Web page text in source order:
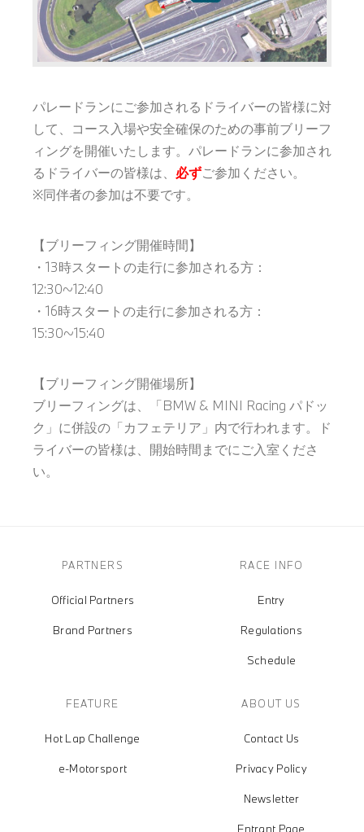
パレードランにご参加されるドライバーの皆様に対
して、コース入場や安全確保のための事前ブリーフ
ィングを開催いたします。パレードランに参加され
るドライバーの皆様は、 必ずご参加ください。
※同伴者の参加は不要です。
【ブリーフィング開催時間】
・13時スタートの走行に参加される方：
12:30~12:40
・16時スタートの走行に参加される方：
15:30~15:40
【ブリーフィング開催場所】
ブリーフィングは、「BMW & MINI Racing パドッ
ク」に併設の「カフェテリア」内で行われます。ド
ライバーの皆様は、開始時間までにご入室くださ
い。
PARTNERS
Official Partners
Brand Partners
RACE INFO
Entry
Regulations
Schedule
FEATURE
Hot Lap Challenge
e-Motorsport
ABOUT US
Contact Us
Privacy Policy
Newsletter
Entrant Page